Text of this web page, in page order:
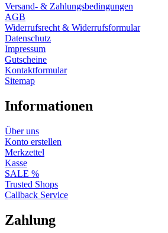
Versand- & Zahlungsbedingungen
AGB
Widerrufsrecht & Widerrufsformular
Datenschutz
Impressum
Gutscheine
Kontaktformular
Sitemap
Informationen
Über uns
Konto erstellen
Merkzettel
Kasse
SALE %
Trusted Shops
Callback Service
Zahlung